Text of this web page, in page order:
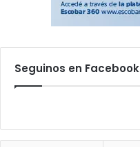
Seguinos en Facebook